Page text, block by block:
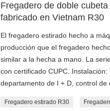
Fregadero de doble
fabricado en Vietnam R30
El fregadero estirado hecho a
producción que el fregadero
similar a la hecha a mano. La
con certificado CUPC.
departamento de I + D, control
Fregadero estirado R30